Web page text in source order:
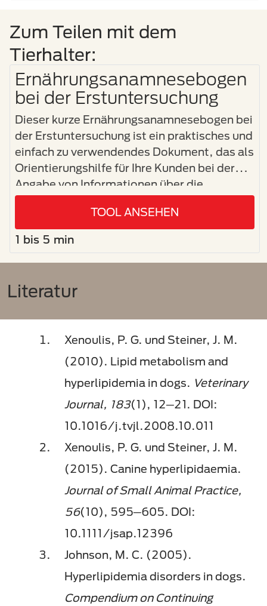
Zum Teilen mit dem
Tierhalter:
Ernährungsanamnesebogen
bei der Erstuntersuchung
Dieser kurze Ernährungsanamnesebogen bei
der Erstuntersuchung ist ein praktisches und
einfach zu verwendendes Dokument, das als
Orientierungshilfe für Ihre Kunden bei der
Angabe von Informationen über die
Ernährung ihrer Haustiere gedacht ist.
TOOL ANSEHEN
1 bis 5 min
Literatur
Xenoulis, P. G. und Steiner, J. M.
(2010). Lipid metabolism and
hyperlipidemia in dogs. Veterinary
Journal, 183(1), 12─21. DOI:
10.1016/j.tvjl.2008.10.011
Xenoulis, P. G. und Steiner, J. M.
(2015). Canine hyperlipidaemia.
Journal of Small Animal Practice,
56(10), 595─605. DOI:
10.1111/jsap.12396
Johnson, M. C. (2005).
Hyperlipidemia disorders in dogs.
Compendium on Continuing